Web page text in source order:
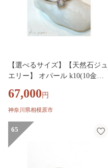
【選べるサイズ】【天然石ジュ
エリー】 オパール k10(10金）
67,000 円
神奈川県相模原市
65